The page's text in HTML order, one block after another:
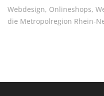
Webdesign, Onlineshops,
die Metropolregion Rhein-